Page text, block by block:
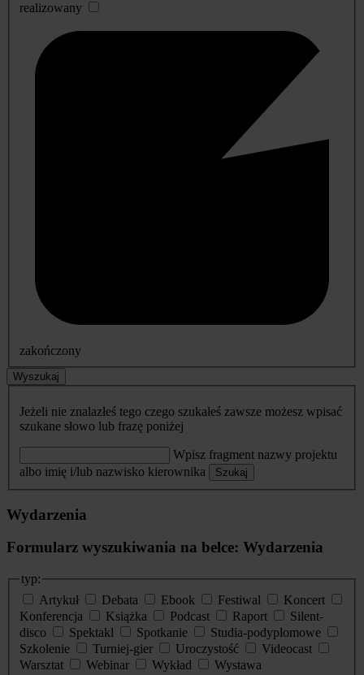
realizowany
zakończony
Wyszukaj
Jeżeli nie znalazłeś tego czego szukałeś zawsze możesz wpisać
szukane słowo lub frazę poniżej
Wpisz fragment nazwy projektu
albo imię i/lub nazwisko kierownika
Szukaj
Wydarzenia
Formularz wyszukiwania na belce: Wydarzenia
typ:
Artykuł
Debata Ebook Festiwal
Koncert
Konferencja
Książka Podcast Raport
Silent-
disco
Spektakl Spotkanie
Studia-podyplomowe
Szkolenie
Turniej-gier Uroczystość
Videocast
Warsztat
Webinar Wykład
Wystawa